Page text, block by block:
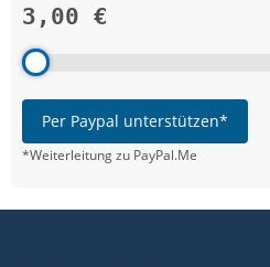
3,00 €
Per Paypal unterstützen*
*Weiterleitung zu PayPal.Me